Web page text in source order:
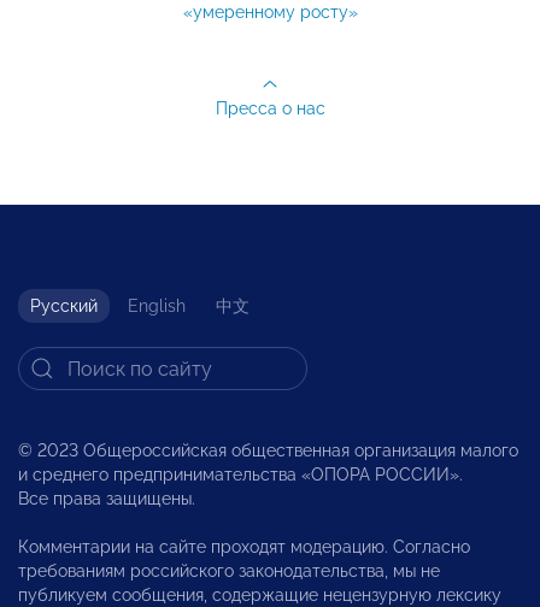
«умеренному росту»
Пресса о нас
Русский English 中文
© 2023 Общероссийская общественная организация малого
и среднего предпринимательства «ОПОРА РОССИИ».
Все права защищены.
Комментарии на сайте проходят модерацию. Согласно
требованиям российского законодательства, мы не
публикуем сообщения, содержащие нецензурную лексику